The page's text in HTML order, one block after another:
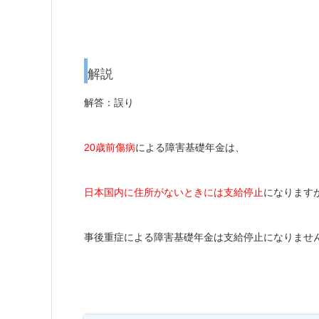
解説
解答：誤り
20歳前傷病による障害基礎年金は、
日本国内に住所がないときには支給停止になります
事後重症による障害基礎年金は支給停止になりませ